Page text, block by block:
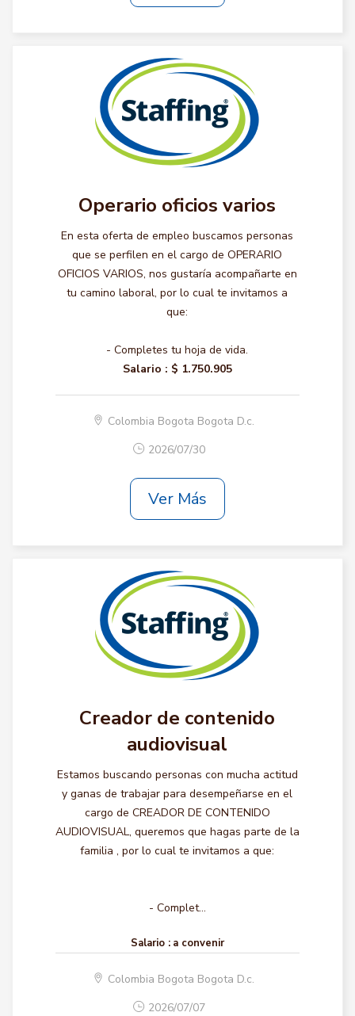
Operario oficios varios
En esta oferta de empleo buscamos personas
que se perfilen en el cargo de OPERARIO
OFICIOS VARIOS, nos gustaría acompañarte en
tu camino laboral, por lo cual te invitamos a
que:
- Completes tu hoja de vida.
Salario : $ 1.750.905
Colombia Bogota Bogota D.c.
2026/07/30
Ver Más
Creador de contenido
audiovisual
Estamos buscando personas con mucha actitud
y ganas de trabajar para desempeñarse en el
cargo de CREADOR DE CONTENIDO
AUDIOVISUAL, queremos que hagas parte de la
familia , por lo cual te invitamos a que:
- Complet...
Salario : a convenir
Colombia Bogota Bogota D.c.
2026/07/07